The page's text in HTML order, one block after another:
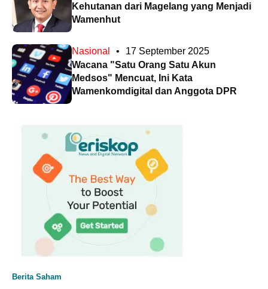
Kehutanan dari Magelang yang Menjadi
Wamenhut
Nasional •
17 September 2025
Wacana "Satu Orang Satu Akun
Medsos" Mencuat, Ini Kata
Wamenkomdigital dan Anggota DPR
Berita Saham